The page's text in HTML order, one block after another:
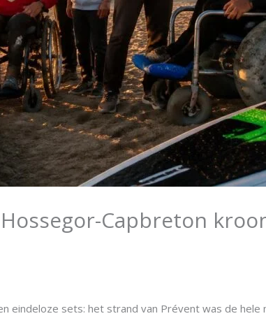
Capbreton
eindeloze sets: het strand van Prévent was de